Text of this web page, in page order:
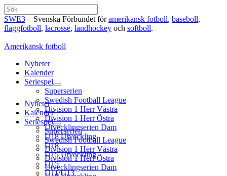
Hoppa
till
innehåll
Sök
SWE3 – Svenska Förbundet föramerikansk fotboll, baseboll,
flaggfotboll, lacrosse, landhockey och softboll.
Amerikansk fotboll
Nyheter
Kalender
Seriespel
Superserien
Swedish Football League
Division 1 Herr Västra
Division 1 Herr Östra
Utvecklingserien Dam
U18 Utveckling
U18
U15 Utveckling
U15
U11/U13
Nyheter
Kalender
Seriespel
Superserien
Swedish Football League
Division 1 Herr Västra
Division 1 Herr Östra
Utvecklingserien Dam